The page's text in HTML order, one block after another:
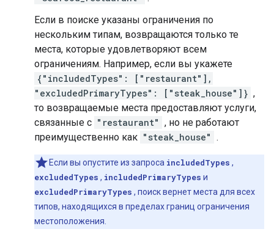
Если в поиске указаны ограничения по
нескольким типам, возвращаются только те
места, которые удовлетворяют всем
ограничениям. Например, если вы укажете
{"includedTypes": ["restaurant"],
"excludedPrimaryTypes": ["steak_house"]} ,
то возвращаемые места предоставляют услуги,
связанные с "restaurant" , но не работают
преимущественно как "steak_house" .
Если вы опустите из запроса includedTypes ,
excludedTypes , includedPrimaryTypes и
excludedPrimaryTypes , поиск вернет места для всех
типов, находящихся в пределах границ ограничения
местоположения.